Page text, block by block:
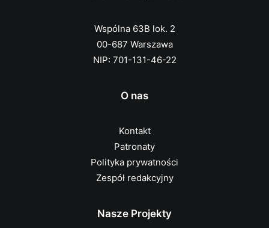
Wspólna 63B lok. 2
00-687 Warszawa
NIP: 701-131-46-22
O nas
Kontakt
Patronaty
Polityka prywatności
Zespół redakcyjny
Nasze Projekty